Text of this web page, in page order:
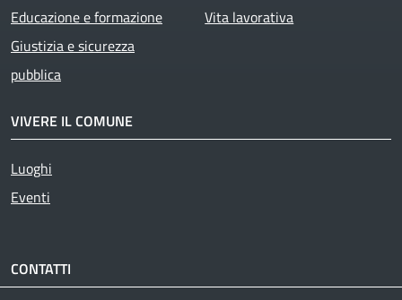
Educazione e formazione
Giustizia e sicurezza
pubblica
Vita lavorativa
VIVERE IL COMUNE
Luoghi
Eventi
CONTATTI